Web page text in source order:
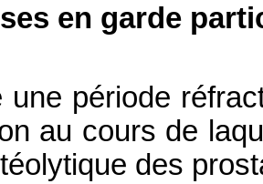
en garde
une période
au cours de
des